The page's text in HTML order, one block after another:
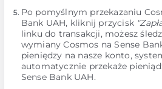
Po pomyślnym przekazaniu
Bank UAH, kliknij przycisk
linku do transakcji, możesz
wymiany Cosmos na Sense
pieniędzy na nasze konto,
automatycznie przekaże
Sense Bank UAH.